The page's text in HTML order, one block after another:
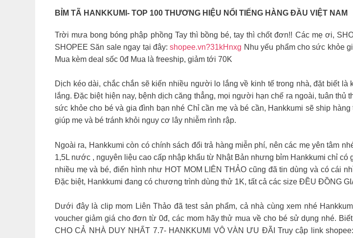
BỈM TÃ HANKKUMI- TOP 100 THƯƠNG HIỆU NỔI TIẾNG HÀNG ĐẦU VIỆT NAM
Trời mưa bong bóng phập phồng Tay thì bồng bé, tay thì chốt đơn!! Các mẹ ơi,
SHOPEE Săn sale ngay tại đây:shopee.vn?31kHnxg Nhu yếu phẩm cho sức khỏe
Mua kèm deal sốc 0đ Mua là freeship, giảm tới 70K
Dịch kéo dài, chắc chắn sẽ kiến nhiều người lo lắng về kinh tế trong nhà, đặt biết
lắng. Đặc biệt hiện nay, bệnh dịch căng thẳng, mọi người hạn chế ra ngoài, tuân
sức khỏe cho bé và gia đình bạn nhé Chỉ cần mẹ và bé cần, Hankkumi sẽ ship
giúp mẹ và bé tránh khỏi nguy cơ lây nhiễm rình rập.
Ngoài ra, Hankkumi còn có chính sách đổi trả hàng miễn phí, nên các mẹ yên tâm
1,5L nước , nguyên liệu cao cấp nhập khẩu từ Nhật Bản nhưng bỉm Hankkumi chỉ
nhiều mẹ và bé, điển hình như HOT MOM LIÊN THẢO cũng đã tin dùng và có cái
Đặc biệt, Hankkumi đang có chương trình dùng thử 1K, tất cả các size ĐỀU ĐỒNG
Dưới đây là clip mom Liên Thảo đã test sản phẩm, cả nhà cùng xem nhé
voucher giảm giá cho đơn từ 0đ, các mom hãy thử mua về cho bé sử dụng nhé.
CHO CẢ NHÀ DUY NHẤT 7.7- HANKKUMI VÔ VÀN ƯU ĐÃI ️️Truy cập link